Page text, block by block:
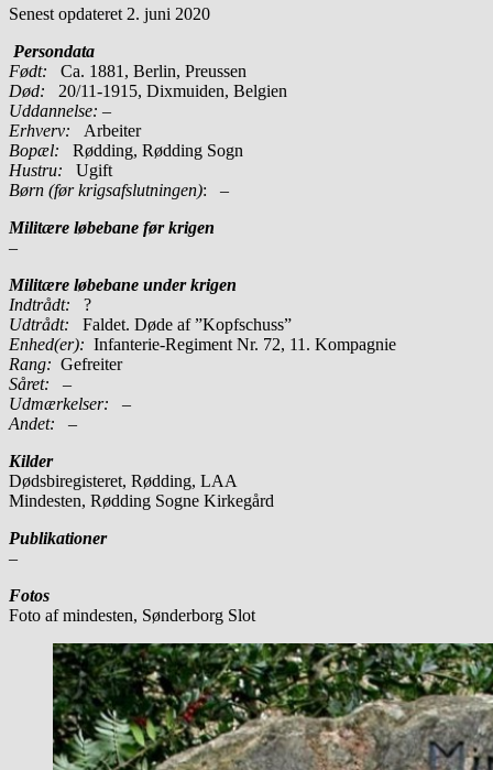
Senest opdateret 2. juni 2020
Persondata
Født: Ca. 1881, Berlin, Preussen
Død: 20/11-1915, Dixmuiden, Belgien
Uddannelse: –
Erhverv: Arbeiter
Bopæl: Rødding, Rødding Sogn
Hustru: Ugift
Børn (før krigsafslutningen): –
Militære løbebane før krigen
–
Militære løbebane under krigen
Indtrådt: ?
Udtrådt: Faldet. Døde af ”Kopfschuss”
Enhed(er): Infanterie-Regiment Nr. 72, 11. Kompagnie
Rang: Gefreiter
Såret: –
Udmærkelser: –
Andet: –
Kilder
Dødsbiregisteret, Rødding, LAA
Mindesten, Rødding Sogne Kirkegård
Publikationer
–
Fotos
Foto af mindesten, Sønderborg Slot